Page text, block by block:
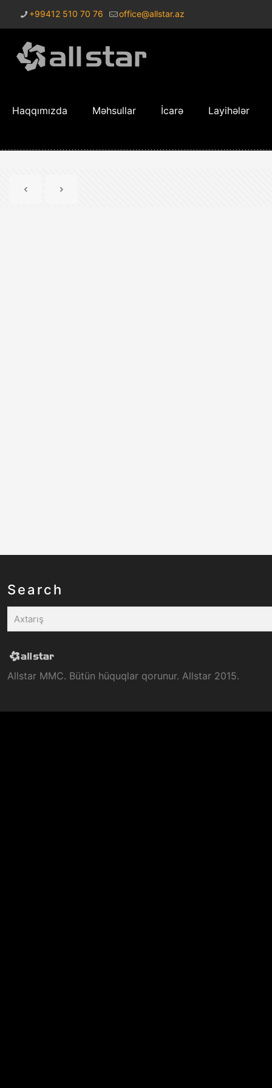
+99412 510 70 76 office@allstar.az
Haqqımızda Məhsullar İcarə Layihələr
Search
Allstar MMC. Bütün hüquqlar qorunur. Allstar 2015.